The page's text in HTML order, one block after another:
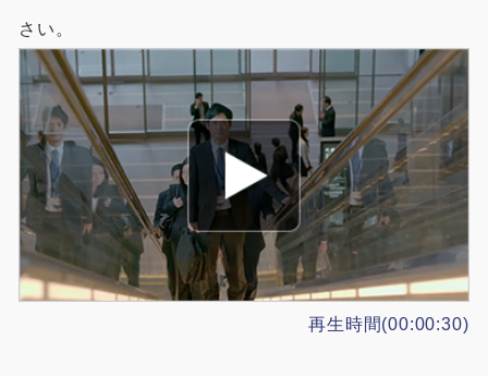
さい。
再生時間(00:00:30)